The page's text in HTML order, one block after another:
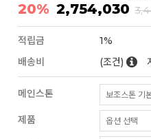
20% 2,754,030
적립금
1%
배송비
(조건)
메인스톤
제품